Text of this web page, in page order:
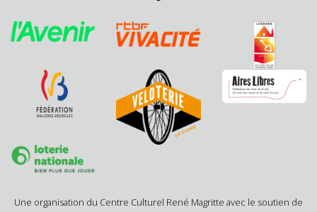
Une organisation du Centre Culturel René Magritte avec le soutien de